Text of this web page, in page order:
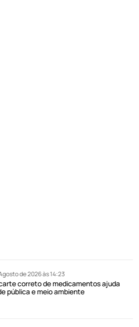
de 2026 às 14:23
correto de medicamentos ajuda
pública e meio ambiente